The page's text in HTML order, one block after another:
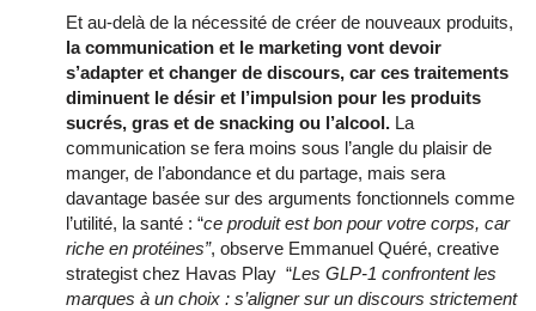
Et au-delà de la nécessité de créer de nouveaux produits,
la communication et le marketing vont devoir
s’adapter et changer de discours, car ces traitements
diminuent le désir et l’impulsion pour les produits
sucrés, gras et de snacking ou l’alcool. La
communication se fera moins sous l’angle du plaisir de
manger, de l’abondance et du partage, mais sera
davantage basée sur des arguments fonctionnels comme
l’utilité, la santé : “ce produit est bon pour votre corps, car
riche en protéines”, observe Emmanuel Quéré, creative
strategist chez Havas Play “Les GLP-1 confrontent les
marques à un choix : s’aligner sur un discours strictement